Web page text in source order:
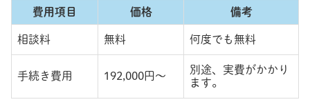
費用項目 価格 備考
相談料 無料 何度でも無料
手続き費用 192,000円～
別途、実費がかかり
ます。